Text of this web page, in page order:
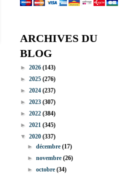
ARCHIVES DU
BLOG
► 2026 (143)
► 2025 (276)
► 2024 (237)
► 2023 (307)
► 2022 (384)
► 2021 (345)
▼ 2020 (337)
►décembre(17)
►novembre(26)
►octobre(34)